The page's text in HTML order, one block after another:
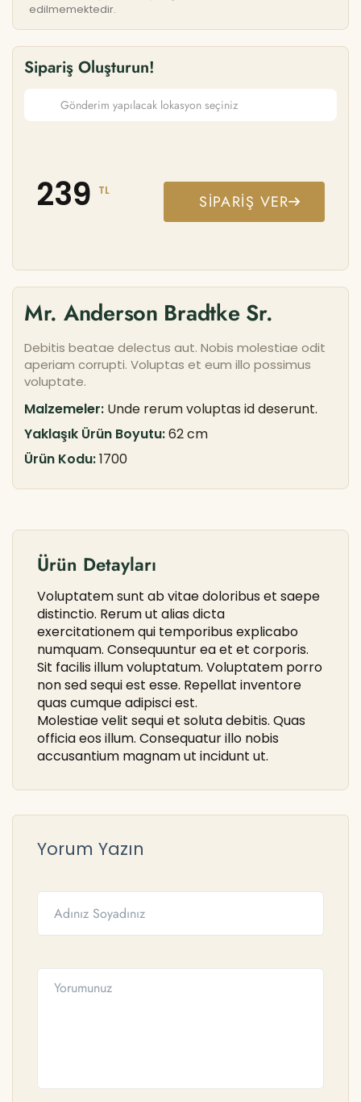
Mr. Anderson Bradtke Sr.
Debitis beatae delectus aut. Nobis molestiae odit
aperiam corrupti. Voluptas et eum illo possimus
voluptate.
Malzemeler: Unde rerum voluptas id deserunt.
Yaklaşık Ürün Boyutu:62 cm
Ürün Kodu:1700
Sipariş Oluşturun!
239 TL
SIPARIŞ VER
edilmemektedir.
Ürün Detayları
Voluptatem sunt ab vitae doloribus et saepe
distinctio. Rerum ut alias dicta
exercitationem qui temporibus explicabo
numquam. Consequuntur ea et et corporis.
Sit facilis illum voluptatum. Voluptatem porro
non sed sequi est esse. Repellat inventore
quas cumque adipisci est.
Molestiae velit sequi et soluta debitis. Quas
officia eos illum. Consequatur illo nobis
accusantium magnam ut incidunt ut.
Yorum Yazın